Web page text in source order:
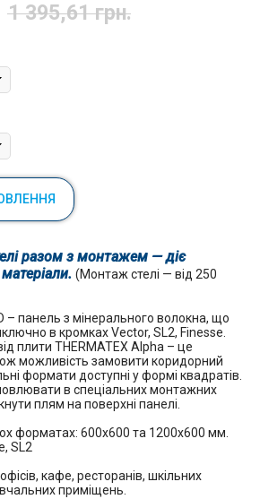
1 395,61 грн.
разом з монтажем — діє
(Монтаж стелі — від 250
– панель з мінерального волокна, що
в кромках Vector, SL2, Finesse.
плити THERMATEX Alpha – це
можливість замовити коридорний
формати доступні у формі квадратів.
в спеціальних монтажних
плям на поверхні панелі.
форматах: 600х600 та 1200х600 мм.
SL2
кафе, ресторанів, шкільних
приміщень.